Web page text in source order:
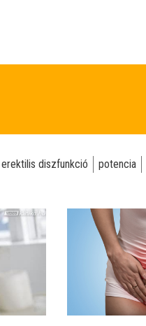
erektilis diszfunkció potencia